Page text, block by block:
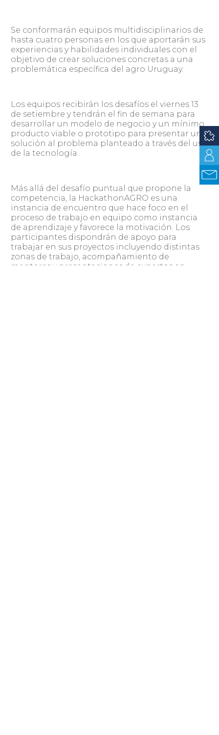
Se conformarán equipos multidisciplinarios de
hasta cuatro personas en los que aportarán sus
experiencias y habilidades individuales con el
objetivo de crear soluciones concretas a una
problemática específica del agro Uruguay.
Los equipos recibirán los desafíos el viernes 13
de setiembre y tendrán el fin de semana para
desarrollar un modelo de negocio y un mínimo
producto viable o prototipo para presentar una
solución al problema planteado a través del uso
de la tecnología.
Más allá del desafío puntual que propone la
competencia, la HackathonAGRO es una
instancia de encuentro que hace foco en el
proceso de trabajo en equipo como instancia
de aprendizaje y favorece la motivación. Los
participantes dispondrán de apoyo para
trabajar en sus proyectos incluyendo distintas
zonas de trabajo, acompañamiento de
mentores y presentaciones de expertos en